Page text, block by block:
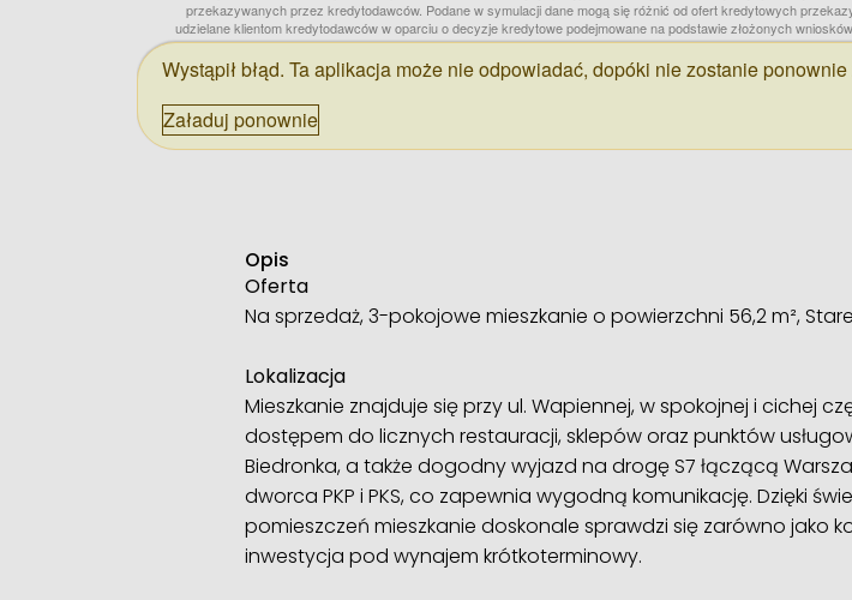
Opis
Oferta
Na sprzedaż, 3-pokojowe mieszkanie o powierzchni 56,2 m²,
Lokalizacja
Mieszkanie znajduje się przy ul. Wapiennej, w spokojnej i cichej
dostępem do licznych restauracji, sklepów oraz punktów
Biedronka, a także dogodny wyjazd na drogę S7 łączącą
dworca PKP i PKS, co zapewnia wygodną komunikację. Dzięki
pomieszczeń mieszkanie doskonale sprawdzi się zarówno jako
inwestycja pod wynajem krótkoterminowy.